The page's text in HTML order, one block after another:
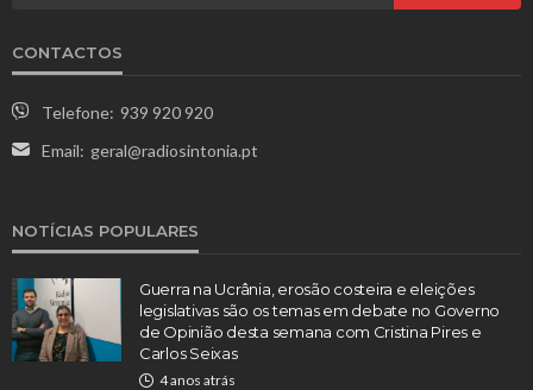
CONTACTOS
Telefone: 939 920 920
Email: geral@radiosintonia.pt
NOTÍCIAS POPULARES
Guerra na Ucrânia, erosão costeira e eleições
legislativas são os temas em debate no Governo
de Opinião desta semana com Cristina Pires e
Carlos Seixas
4 anos atrás